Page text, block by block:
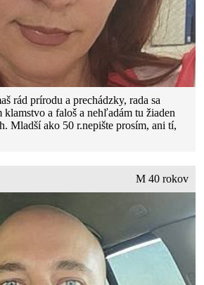
rád prírodu a prechádzky, rada sa
klamstvo a faloš a nehľadám tu žiaden
Mladší ako 50 r.nepište prosím, ani tí,
M 40 rokov